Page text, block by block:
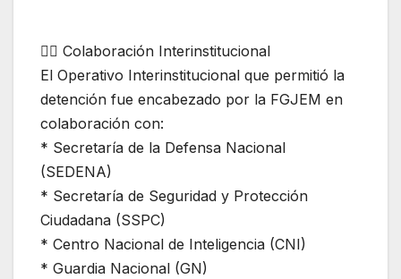
👮‍♂️ Colaboración Interinstitucional
El Operativo Interinstitucional que permitió la
detención fue encabezado por la FGJEM en
colaboración con:
* Secretaría de la Defensa Nacional
(SEDENA)
* Secretaría de Seguridad y Protección
Ciudadana (SSPC)
* Centro Nacional de Inteligencia (CNI)
* Guardia Nacional (GN)